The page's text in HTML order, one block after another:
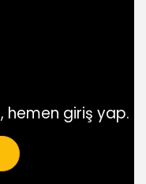
hemen giriş yap.